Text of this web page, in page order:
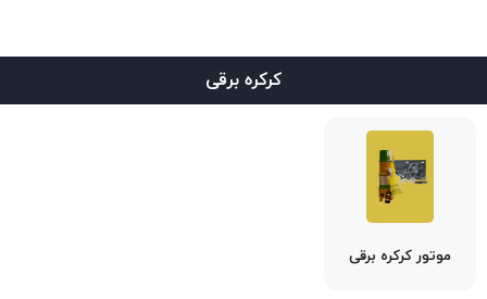
کرکره برقی
موتور کرکره برقی